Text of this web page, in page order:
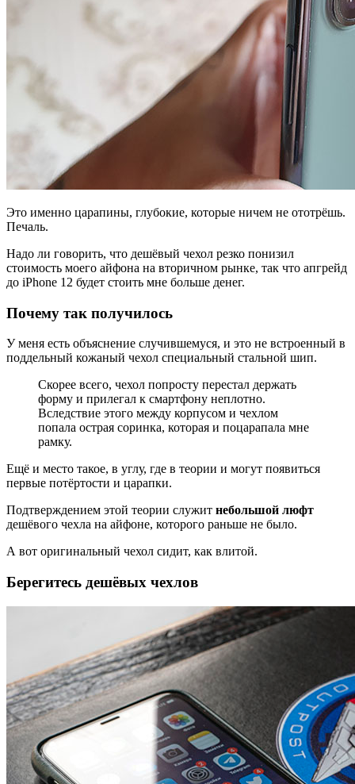
Это именно царапины, глубокие, которые ничем не ототрёшь.
Печаль.
Надо ли говорить, что дешёвый чехол резко понизил
стоимость моего айфона на вторичном рынке, так что апгрейд
до iPhone 12 будет стоить мне больше денег.
Почему так получилось
У меня есть объяснение случившемуся, и это не встроенный в
поддельный кожаный чехол специальный стальной шип.
Скорее всего, чехол попросту перестал держать
форму и прилегал к смартфону неплотно.
Вследствие этого между корпусом и чехлом
попала острая соринка, которая и поцарапала мне
рамку.
Ещё и место такое, в углу, где в теории и могут появиться
первые потёртости и царапки.
Подтверждением этой теории служит небольшой люфт
дешёвого чехла на айфоне, которого раньше не было.
А вот оригинальный чехол сидит, как влитой.
Берегитесь дешёвых чехлов